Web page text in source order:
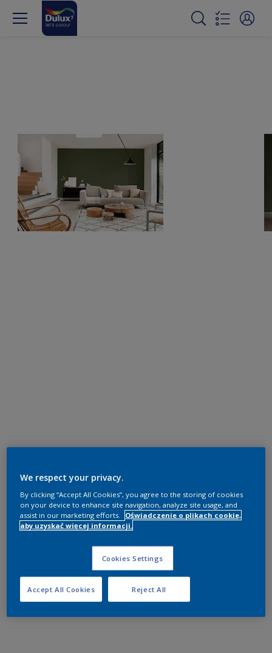
We respect your privacy.
By clicking “Accept All Cookies”, you agree to the storing of cookies
on your device to enhance site navigation, analyze site usage, and
assist in our marketing efforts.
Oświadczenie o plikach cookie,
aby uzyskać więcej informacji.
Cookies Settings
Reject All
Accept All Cookies